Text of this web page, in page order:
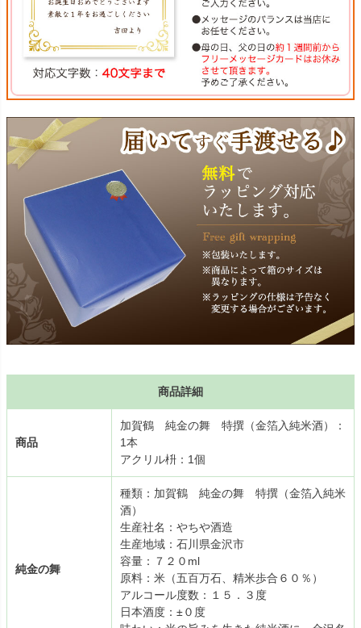
商品詳細
商品
加賀鶴 純金の舞 特撰（金箔入純米酒）：
1本
アクリル枡：1個
純金の舞
種類：加賀鶴 純金の舞 特撰（金箔入純米
酒）
生産社名：やちや酒造
生産地域：石川県金沢市
容量：７２０ml
原料：米（五百万石、精米歩合６０％）
アルコール度数：１５．３度
日本酒度：±０度